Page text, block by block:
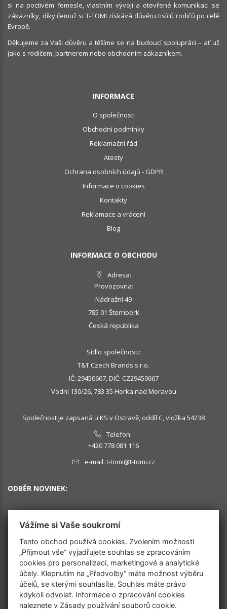
si na poctivém řemesle, vlastním vývoji a otevřené komunikaci se
zákazníky, díky čemuž si T-TOMI získává důvěru tisíců rodičů po celé
Evropě.
Děkujeme za Vaši důvěru a těšíme se na budoucí spolupráci – ať už
jako s rodičem, partnerem nebo obchodním zákazníkem.
INFORMACE
O společnosti
Obchodní podmínky
Reklamační řád
Atesty
Ochrana osobních údajů - GDPR
Informace o cookies
Kontakty
Reklamace a vrácení
Blog
INFORMACE O OBCHODU
Adresa:
Provozovna:
Nádražní 49
785 01 Šternberk
Česká republika
Sídlo společnosti:
T&T Czech Brands s.r.o.
IČ: 29450667, DIČ: CZ29450667
Vodní 130/26, 783 35 Horka nad Moravou
Společnost je zapsaná u KS v Ostravě, oddíl C, vložka 54238
Telefon:
+420 778 081 116
e-mail: t-tomi@t-tomi.cz
ODBĚR NOVINEK:
OK
SLEDUJTE NÁS
Vážíme si Vaše soukromí
Tento obchod používá cookies. Zvolením možnosti
„Přijmout vše“ vyjadřujete souhlas se zpracováním
cookies pro personalizaci, marketingové a analytické
účely. Klepnutím na „Předvolby“ máte možnost výběru
účelů, se kterými souhlasíte. Souhlas máte právo
kdykoli odvolat. Informace o zpracování cookies
naleznete v Zásady používání souborů cookie.